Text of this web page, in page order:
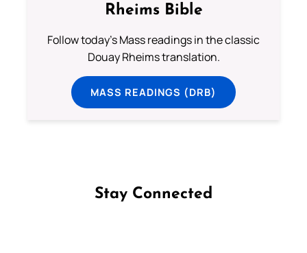
Rheims Bible
Follow today's Mass readings in the classic
Douay Rheims translation.
MASS READINGS (DRB)
Stay Connected